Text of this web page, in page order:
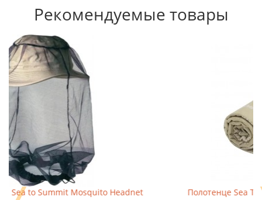
Рекомендуемые товары
Полотенце Sea To Summit DryLite Towel XL desert